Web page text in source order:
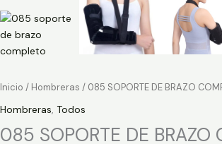
Inicio / Hombreras / 085 SOPORTE DE BRAZO
Hombreras, Todos
085 SOPORTE DE BRAZO
BRAZO
COMPLETO
cantidad